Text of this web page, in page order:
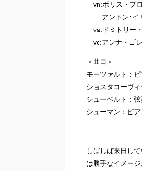
vn:ボリス・ブ
アントン･イ
va:ドミトリー
vc:アンナ・ゴ
＜曲目＞
モーツァルト：
ショスタコーヴ
シューベルト：
シューマン：ピ
しばしば来日し
は勝手なイメー